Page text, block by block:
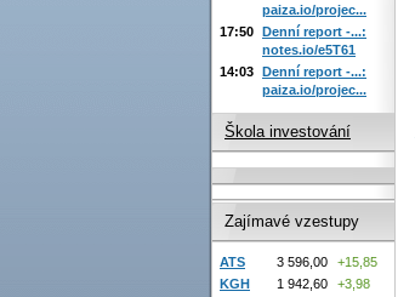
paiza.io/projec...
17:50 Denní report -...:
notes.io/e5T61
14:03 Denní report -...:
paiza.io/projec...
Škola investování
Zajímavé vzestupy
ATS 3 596,00
+15,85
KGH
1 942,60
+3,98